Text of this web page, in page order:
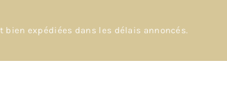
bien expédiées dans les délais annoncés.